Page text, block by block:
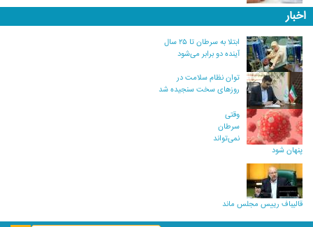
اخبار
ابتلا به سرطان تا ۲۵ سال
آینده دو برابر می‌شود
توان نظام سلامت در
روزهای سخت سنجیده شد
وقتی
سرطان
نمی‌تواند
پنهان شود
قالیباف رییس مجلس ماند